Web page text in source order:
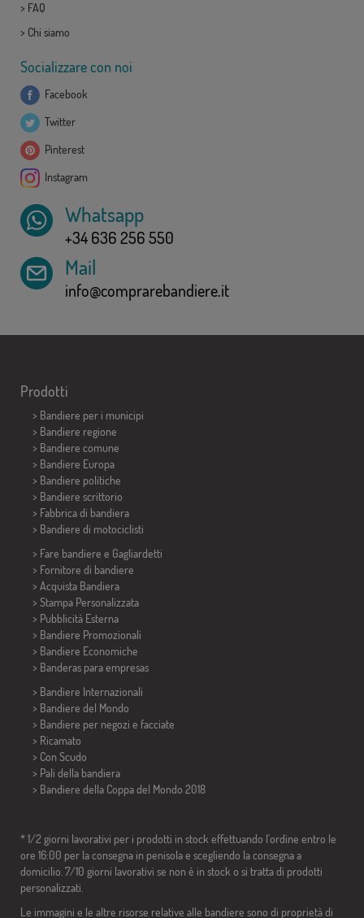
> FAQ
> Chi siamo
Socializzare con noi
Facebook
Twitter
Pinterest
Instagram
Whatsapp
+34 636 256 550
Mail
info@comprarebandiere.it
Prodotti
> Bandiere per i municipi
> Bandiere regione
> Bandiere comune
> Bandiere Europa
> Bandiere politiche
> Bandiere scrittorio
> Fabbrica di bandiera
> Bandiere di motociclisti
> Fare bandiere e Gagliardetti
> Fornitore di bandiere
> Acquista Bandiera
> Stampa Personalizzata
> Pubblicità Esterna
> Bandiere Promozionali
> Bandiere Economiche
> Banderas para empresas
> Bandiere Internazionali
> Bandiere del Mondo
> Bandiere per negozi e facciate
> Ricamato
> Con Scudo
> Pali della bandiera
> Bandiere della Coppa del Mondo 2018
* 1/2 giorni lavorativi per i prodotti in stock effettuando l'ordine entro le
ore 16:00 per la consegna in penisola e scegliendo la consegna a
domicilio. 7/10 giorni lavorativi se non è in stock o si tratta di prodotti
personalizzati.
Le immagini e le altre risorse relative alle bandiere sono di proprietà di